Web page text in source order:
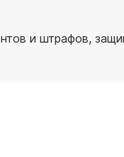
и штрафов,